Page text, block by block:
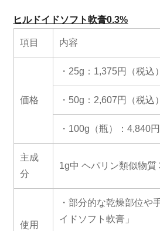
ヒルドイドソフト軟膏0.3%
項目 内容
価格
・25g：1,375円（税込）
・50g：2,607円（税込）
・100g（瓶）：4,840円
主成
分
1g中 ヘパリン類似物質
使用
・部分的な乾燥部位や
イドソフト軟膏」